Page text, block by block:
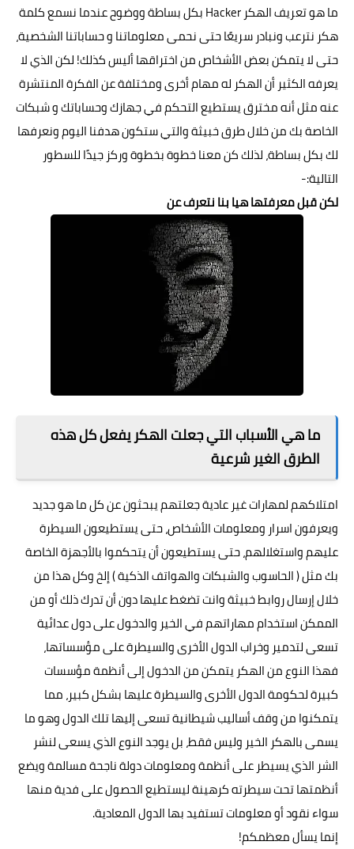
ما هو تعريف الهكر Hacker بكل بساطة ووضوح عندما نسمع كلمة
هكر نترعب ونبادر سريعًا حتى نحمى معلوماتنا و حساباتنا الشخصية،
حتى لا يتمكن بعض الأشخاص من اختراقها أليس كذلك! لكن الذي لا
يعرفه الكثير أن الهكر له مهام أخرى ومختلفة عن الفكرة المنتشرة
عنه مثل أنه مخترق يستطيع التحكم في جهازك وحساباتك و شبكات
الخاصة بك من خلال طرق خبيثة والتي ستكون هدفنا اليوم ونعرفها
لك بكل بساطة، لذلك كن معنا خطوة بخطوة وركز جيدًا للسطور
التالية:-
لكن قبل معرفتها هيا بنا نتعرف عن
ما هي الأسباب التي جعلت الهكر يفعل كل هذه
الطرق الغير شرعية
امتلاكهم لمهارات غير عادية جعلتهم يبحثون عن كل ما هو جديد
ويعرفون اسرار ومعلومات الأشخاص، حتى يستطيعون السيطرة
عليهم واستغلالهم، حتى يستطيعون أن يتحكموا بالأجهزة الخاصة
بك مثل ( الحاسوب والشبكات والهواتف الذكية ) إلخ وكل هذا من
خلال إرسال روابط خبيثة وانت تضغط عليها دون أن تدرك ذلك أو من
الممكن استخدام مهاراتهم في الخير والدخول على دول عدائية
تسعى لتدمير وخراب الدول الأخرى والسيطرة على مؤسساتها،
فهذا النوع من الهكر يتمكن من الدخول إلى أنظمة مؤسسات
كبيرة لحكومة الدول الأخرى والسيطرة عليها بشكل كبير، مما
يتمكنوا من وقف أساليب شيطانية تسعى إليها تلك الدول وهو ما
يسمى بالهكر الخير وليس فقط، بل يوجد النوع الذي يسعى لنشر
الشر الذي يسيطر على أنظمة ومعلومات دولة ناجحة مسالمة ويضع
أنظمتها تحت سيطرته كرهينة ليستطيع الحصول على فدية منها
سواء نقود أو معلومات تستفيد بها الدول المعادية.
إنما يسأل معظمكم!